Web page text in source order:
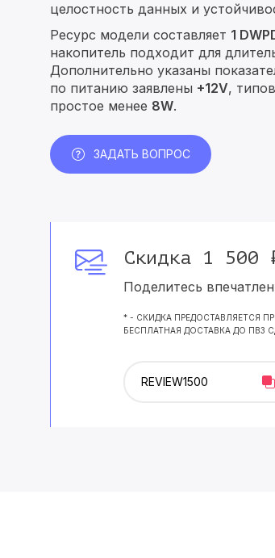
целостность данных и
Ресурс модели составляет 1
накопитель подходит для
Дополнительно указаны
по питанию заявлены +12V,
простое менее 8W.
ЗАДАТЬ ВОПРОС
Скидка 1 500
Поделитесь
* - СКИДКА ПРЕДОСТАВЛЯЕТСЯ
БЕСПЛАТНАЯ ДОСТАВКА ДО ПВЗ